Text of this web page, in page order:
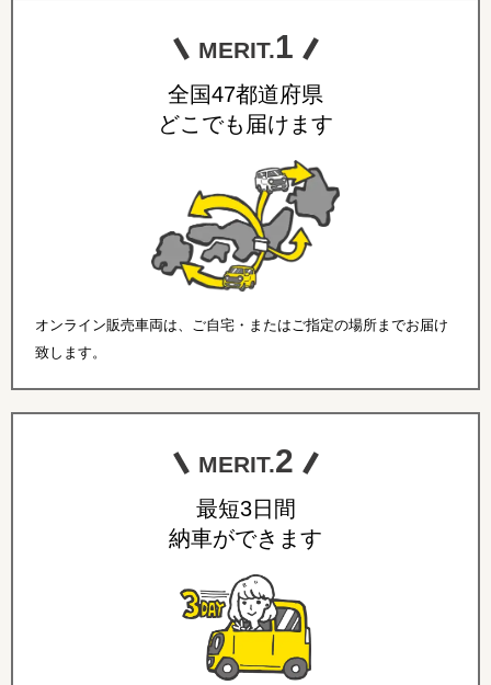
MERIT.1
全国47都道府県
どこでも届けます
オンライン販売車両は、ご自宅・またはご指定の場所までお届け
致します。
MERIT.2
最短3日間
納車ができます